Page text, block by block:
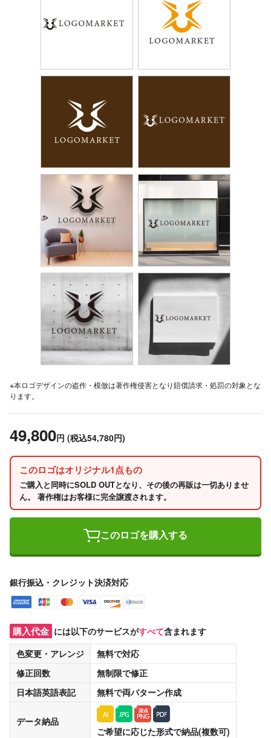
※本ロゴデザインの盗作・模倣は著作権侵害となり賠償請求・処罰の対象とな
ります。
49,800円 (税込54,780円)
このロゴはオリジナル1点もの
ご購入と同時にSOLD OUTとなり、その後の再販は一切ありませ
ん。 著作権はお客様に完全譲渡されます。
このロゴを購入する
銀行振込・クレジット決済対応
購入代金 には以下のサービスがすべて含まれます
色変更・アレンジ
無料で対応
修正回数
無制限で修正
日本語英語表記
無料で両パターン作成
データ納品
ご希望に応じた形式で納品(複数可)